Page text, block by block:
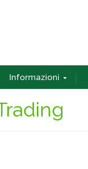
Informazioni